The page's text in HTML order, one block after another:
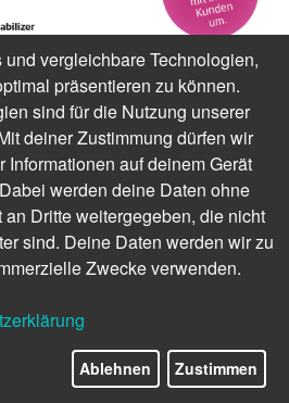
ANZEIGE
NEWS
Jahresversammlung ab
SIND
vergleichbare Technologien,
präsentieren zu können.
sind für die Nutzung unserer
deiner Zustimmung dürfen wir
Informationen auf deinem Gerät
werden deine Daten ohne
Dritte weitergegeben, die nicht
sind. Deine Daten werden wir zu
Zwecke verwenden.
Ablehnen Zustimmen